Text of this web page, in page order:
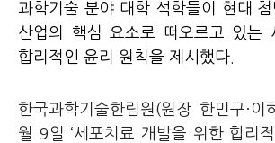
과학기술 분야 대학 석학들이 현대
산업의 핵심 요소로 떠오르고 있는
합리적인 윤리 원칙을 제시했다.
한국과학기술한림원(원장 한민구·
월 9일 ‘세포치료 개발을 위한 합리